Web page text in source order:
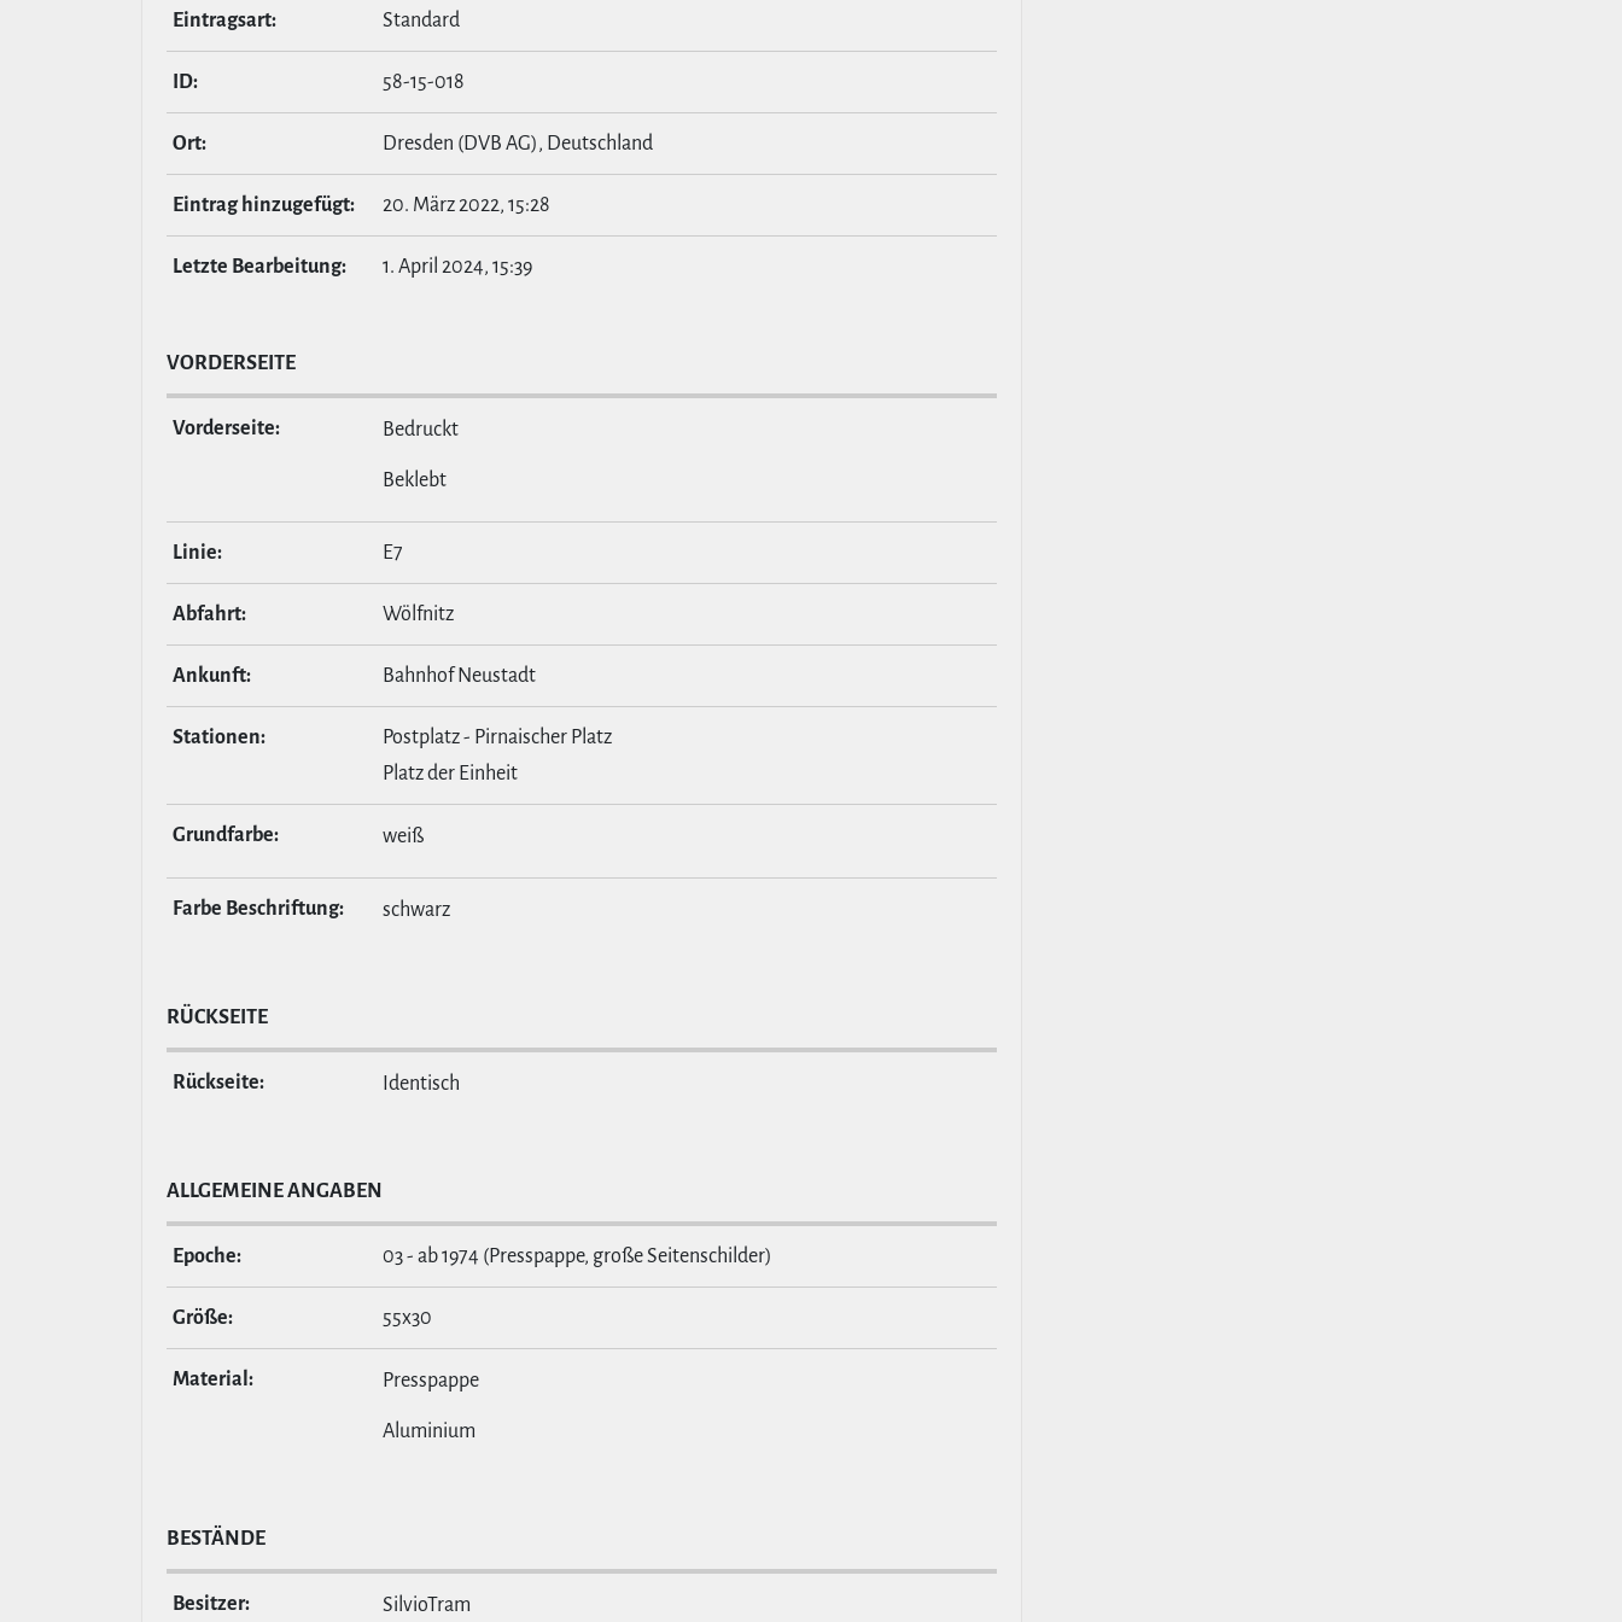
Ein­tragsart: Standard
ID: 58-15-018
Ort: Dresden (DVB AG), Deutschland
Eintrag hin­zu­ge­fügt: 20. März 2022, 15:28
Letzte Bear­bei­tung: 1. April 2024, 15:39
VOR­DER­SEITE
Vor­der­seite: Bedruckt
Beklebt
Linie: E7
Abfahrt: Wölfnitz
Ankunft: Bahnhof Neustadt
Stationen:
Postplatz - Pirnaischer Platz
Platz der Einheit
Grund­farbe: weiß
Farbe Beschrif­tung: schwarz
RÜCKSEITE
Rückseite: Identisch
ALL­GE­MEINE ANGABEN
Epoche: 03 - ab 1974 (Presspappe, große Seitenschilder)
Größe: 55x30
Material: Presspappe
Aluminium
BESTÄNDE
Besitzer: SilvioTram